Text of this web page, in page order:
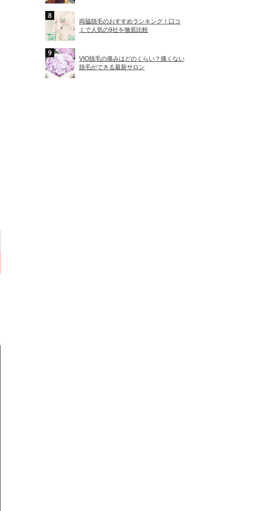
両脇脱毛のおすすめランキング！口コ
ミで人気の9社を徹底比較
VIO脱毛の痛みはどのくらい？痛くない
脱毛ができる最新サロン